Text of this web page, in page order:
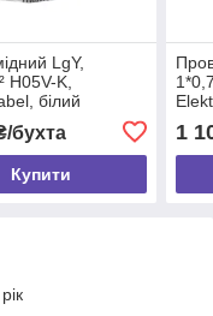
LgY,
H05V-K,
білий
бухта
Купити
1